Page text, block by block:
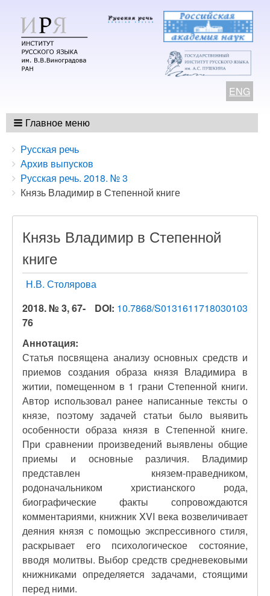
ENG
Главное меню
Breadcrumbs
You
are
here:
Русская речь
Архив выпусков
Русская речь. 2018. № 3
Князь Владимир в Степенной книге
Князь Владимир в Степенной
книге
Н.В. Столярова
DOI: 10.7868/S0131611718030103
2018. № 3, 67-
76
Аннотация:
Статья посвящена анализу основных средств и
приемов создания образа князя Владимира в
житии, помещенном в 1 грани Степенной книги.
Автор использовал ранее написанные тексты о
князе, поэтому задачей статьи было выявить
особенности образа князя в Степенной книге.
При сравнении произведений выявлены общие
приемы и основные различия. Владимир
представлен князем-праведником,
родоначальником христианского рода,
биографические факты сопровождаются
комментариями, книжник XVI века возвеличивает
деяния князя с помощью экспрессивного стиля,
раскрывает его психологическое состояние,
вводя молитвы. Выбор средств средневековыми
книжниками определяется задачами, стоящими
перед ними.